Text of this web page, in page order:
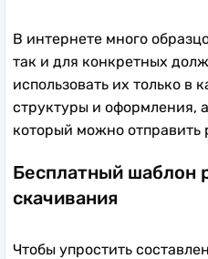
В интернете много
так и для конкретных
использовать их только в
структуры и оформления,
который можно отправить
Бесплатный шаблон
скачивания
Чтобы упростить